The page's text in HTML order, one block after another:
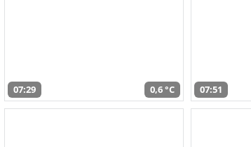
07:29 0,6 °C 07:51